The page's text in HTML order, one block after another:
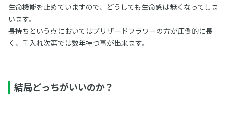
生命機能を止めていますので、どうしても生命感は無くなってしま
います。
長持ちという点においてはブリザードフラワーの方が圧倒的に長
く、手入れ次第では数年持つ事が出来ます。
結局どっちがいいのか？